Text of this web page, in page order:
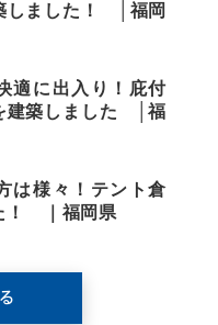
しました！ │福岡
適に出入り！庇付
建築しました │福
は様々！テント倉
！ ｜福岡県